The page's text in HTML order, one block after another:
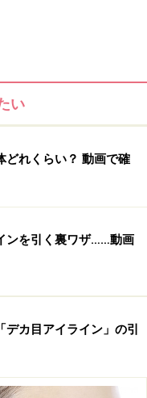
さる丸い部分がくぼ
けるときれいに仕上
にたまる！上手な塗
ップやブラシを使う
ウの使い方
シャドウの使い方
い
どれくらい？ 動画で確
ンを引く裏ワザ……動画
カ目アイライン」の引